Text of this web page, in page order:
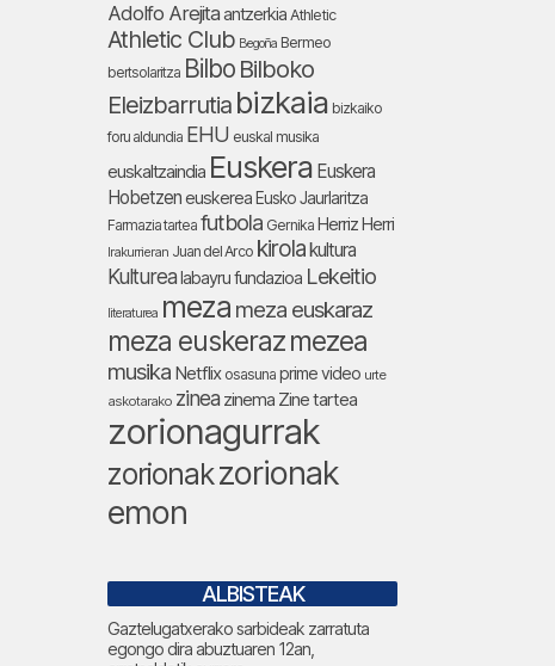
Adolfo Arejitaantzerkia Athletic
Athletic Club Begoña Bermeo
bertsolaritza Bilbo Bilboko
Eleizbarrutia bizkaia bizkaiko
foru aldundia EHU euskal musika
euskaltzaindia Euskera Euskera
Hobetzeneuskerea Eusko Jaurlaritza
Farmazia tartea futbola Gernika Herriz Herri
Irakurrieran Juan del Arco kirola kultura
Kulturealabayru fundazioa Lekeitio
literaturea meza meza euskaraz
meza euskerazmezea
musika Netflix osasuna prime video urte
askotarako zinea zinema Zine tartea
zorionagurrak
zorionakzorionak
emon
ALBISTEAK
Gaztelugatxerako sarbideak zarratuta
egongo dira abuztuaren 12an,